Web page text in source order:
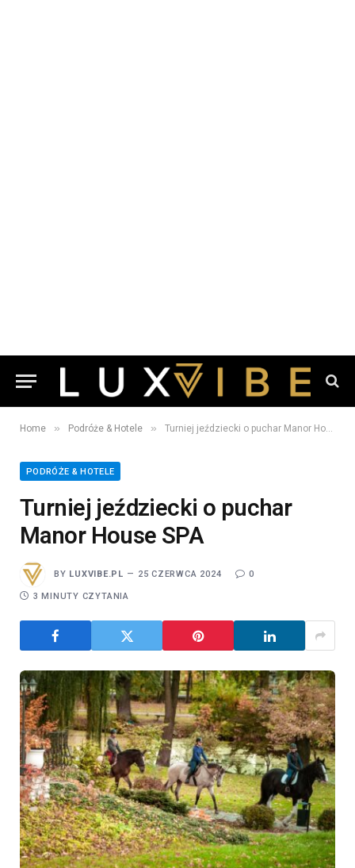
Home » Podróże & Hotele » Turniej jeździecki o puchar Manor House SPA
PODRÓŻE & HOTELE
Turniej jeździecki o puchar
Manor House SPA
BY LUXVIBE.PL 25 CZERWCA 2024 0
3 MINUTY CZYTANIA